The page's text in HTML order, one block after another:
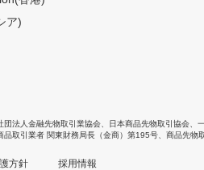
ア)
団法人金融先物取引業協会 日本商品先物取引協会
品取引業者 関東財務局長（金商）第195号、商品先物
方針 採用情報